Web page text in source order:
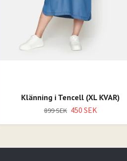
Klänning i Tencell (XL KVAR)
899 SEK 450 SEK